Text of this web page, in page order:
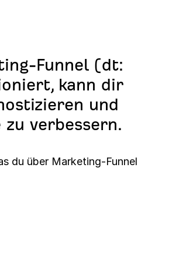
Funnel (dt:
kann dir
und
verbessern.
du über Marketing-Funnel